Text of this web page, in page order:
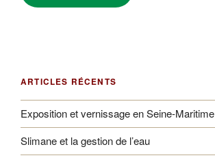
ARTICLES RÉCENTS
Exposition et vernissage en Seine-Maritime
Slimane et la gestion de l’eau